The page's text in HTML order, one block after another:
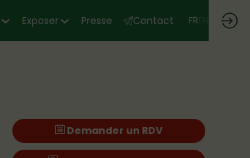
Exposer Presse Contact FR
Demander un RDV